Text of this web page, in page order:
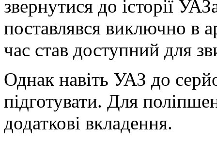
звернутися до історії
поставлявся виключно в
час став доступний для
Однак навіть УАЗ до
підготувати. Для
додаткові вкладення.